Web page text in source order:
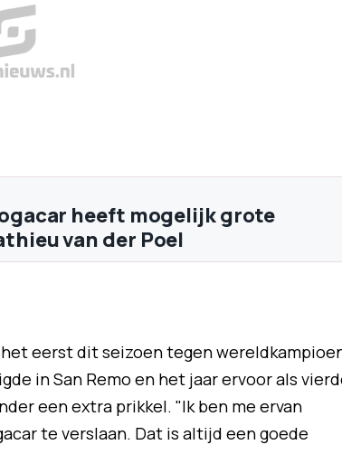
heeft mogelijk grote
van der Poel
eerst dit seizoen tegen
in San Remo en het jaar ervoor als
een extra prikkel. "Ik ben me ervan
te verslaan. Dat is altijd een goede